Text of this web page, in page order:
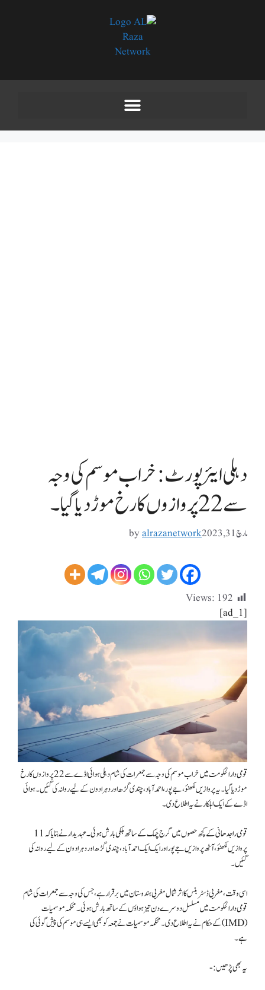
دہلی ایئرپورٹ: خراب موسم کی وجہ
سے 22 پروازوں کا رخ موڑ دیا گیا۔
مارچ 31, 2023 byalrazanetwork
Views: 192
[ad_1]
قومی دارالحکومت میں خراب موسم کی وجہ سے جمعرات کی شام دہلی ہوائی اڈے سے 22 پروازوں کا رخ
موڑ دیا گیا۔ یہ پروازیں لکھنؤ، جے پور، احمد آباد، چندی گڑھ اور دہرادون کے لیے روانہ کی گئیں۔ ہوائی
اڈے کے ایک اہلکار نے یہ اطلاع دی۔
قومی راجدھانی کے کچھ حصوں میں گرج چمک کے ساتھ ہلکی بارش ہوئی۔ عہدیدار نے بتایا کہ 11
پروازیں لکھنؤ، آٹھ پروازیں جے پور اور ایک ایک احمد آباد، چندی گڑھ اور دہرادون کے لیے روانہ کی
گئیں۔
اسی وقت، مغربی ڈسٹربنس کا اثر شمال مغربی ہندوستان میں برقرار ہے، جس کی وجہ سے جمعرات کی شام
قومی دارالحکومت میں مسلسل دوسرے دن تیز ہواؤں کے ساتھ بارش ہوئی۔ محکمہ موسمیات
(IMD) کے حکام نے یہ اطلاع دی۔ محکمہ موسمیات نے جمعہ کو بھی ایسے ہی موسم کی پیش گوئی کی
ہے۔
یہ بھی پڑھیں:-